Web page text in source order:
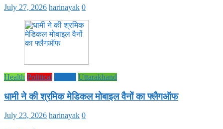
July 27, 2026 harinayak 0
Health Political Uttarakhand
धामी ने की श्रमिक मेडिकल मोबाइल वैनों का फ्लैगऑफ
July 23, 2026 harinayak 0